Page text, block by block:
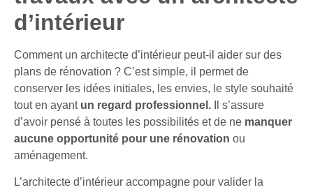
d’intérieur
Comment un architecte d’intérieur peut-il aider sur des
plans de rénovation ? C’est simple, il permet de
conserver les idées initiales, les envies, le style souhaité
tout en ayantun regard professionnel.
Il s’assure
d’avoir pensé à toutes les possibilités et de ne manquer
aucune opportunité pour une rénovation ou
aménagement.
L’architecte d’intérieur accompagne pour valider la